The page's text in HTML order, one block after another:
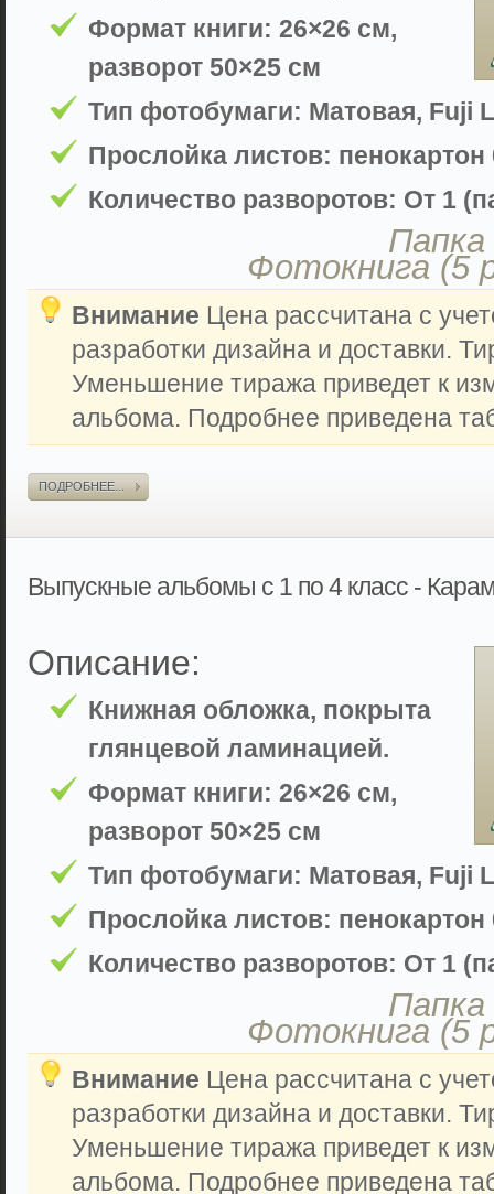
Формат книги: 26×26 см,
разворот 50×25 см
Тип фотобумаги: Матовая, Fuji
Прослойка листов:
Количество разворотов: От 1
Фотокнига (5
Внимание Цена рассчитана с
разработки дизайна и доставки.
Уменьшение тиража приведет к
альбома. Подробнее приведена
ПОДРОБНЕЕ...
Выпускные альбомы с 1 по 4 класс -
Описание:
Книжная обложка, покрыта
глянцевой ламинацией.
Формат книги: 26×26 см,
разворот 50×25 см
Тип фотобумаги: Матовая, Fuji
Прослойка листов:
Количество разворотов: От 1
Фотокнига (5
Внимание Цена рассчитана с
разработки дизайна и доставки.
Уменьшение тиража приведет к
альбома. Подробнее приведена